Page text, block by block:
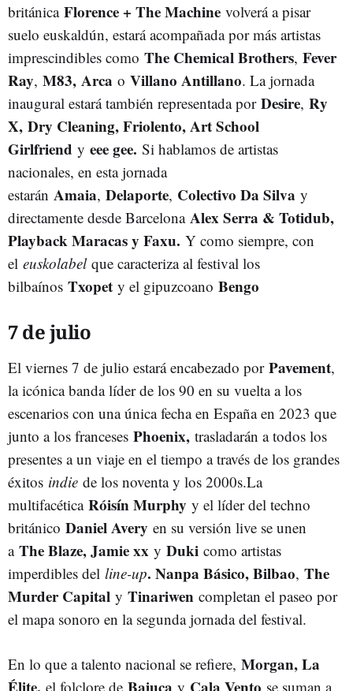
británicaFlorence + The Machine volverá a pisar
suelo euskaldún, estará acompañada por más artistas
imprescindibles como The Chemical Brothers, Fever
Ray, M83, Arca o Villano Antillano. La jornada
inaugural estará también representada por Desire, Ry
X, Dry Cleaning, Friolento, Art School
Girlfriend y eee gee. Si hablamos de artistas
nacionales, en esta jornada
estarán Amaia, Delaporte, Colectivo Da Silva y
directamente desde Barcelona Alex Serra & Totidub,
Playback Maracas y Faxu. Y como siempre, con
el euskolabelque caracteriza al festival los
bilbaínos Txopet y el gipuzcoano Bengo
7 de julio
El viernes 7 de julio estará encabezado por Pavement,
la icónica banda líder de los 90 en su vuelta a los
escenarios con una única fecha en España en 2023 que
junto a los franceses Phoenix, trasladarán a todos los
presentes a un viaje en el tiempo a través de los grandes
éxitos indie de los noventa y los 2000s.La
multifacética Róisín Murphy y el líder del techno
británico Daniel Avery en su versión live se unen
a The Blaze, Jamie xx y Duki como artistas
imperdibles del line-up. Nanpa Básico, Bilbao, The
Murder Capital y Tinariwen completan el paseo por
el mapa sonoro en la segunda jornada del festival.
En lo que a talento nacional se refiere, Morgan, La
Élite, el folclore de Baiuca y Cala Vento se suman a